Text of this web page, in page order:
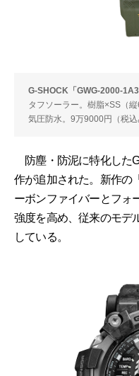
G-SHOCK「GWG-2000-
タフソーラー。樹脂×SS（
気圧防水。9万9000円（税込
防塵・防泥に特化した
作が追加された。新作の
ーボンファイバーとフォ
強度を高め、従来のモデ
している。